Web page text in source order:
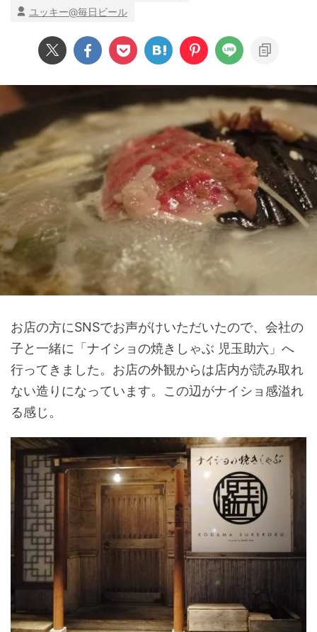
ユッキー@毎日ビール
お店の方にSNSでお声がけいただいたので、会社の
子と一緒に「ナイショの焼きしゃぶ 児玉助六」へ
行ってきました。お店の外観からは店内が読み取れ
ない造りになっています。この辺がナイショ感溢れ
る感じ。